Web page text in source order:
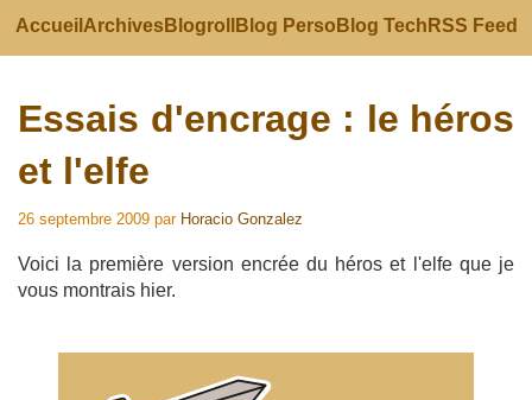
Accueil ArchivesBlogroll Blog Perso Blog Tech RSS Feed
Essais d'encrage : le héros
et l'elfe
26 septembre 2009 par Horacio Gonzalez
Voici la première version encrée du héros et l'elfe que je
vous montrais hier.